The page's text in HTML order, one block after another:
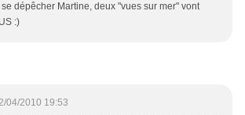
se dépêcher Martine, deux "vues sur mer" vont
:)
04/2010 19:53